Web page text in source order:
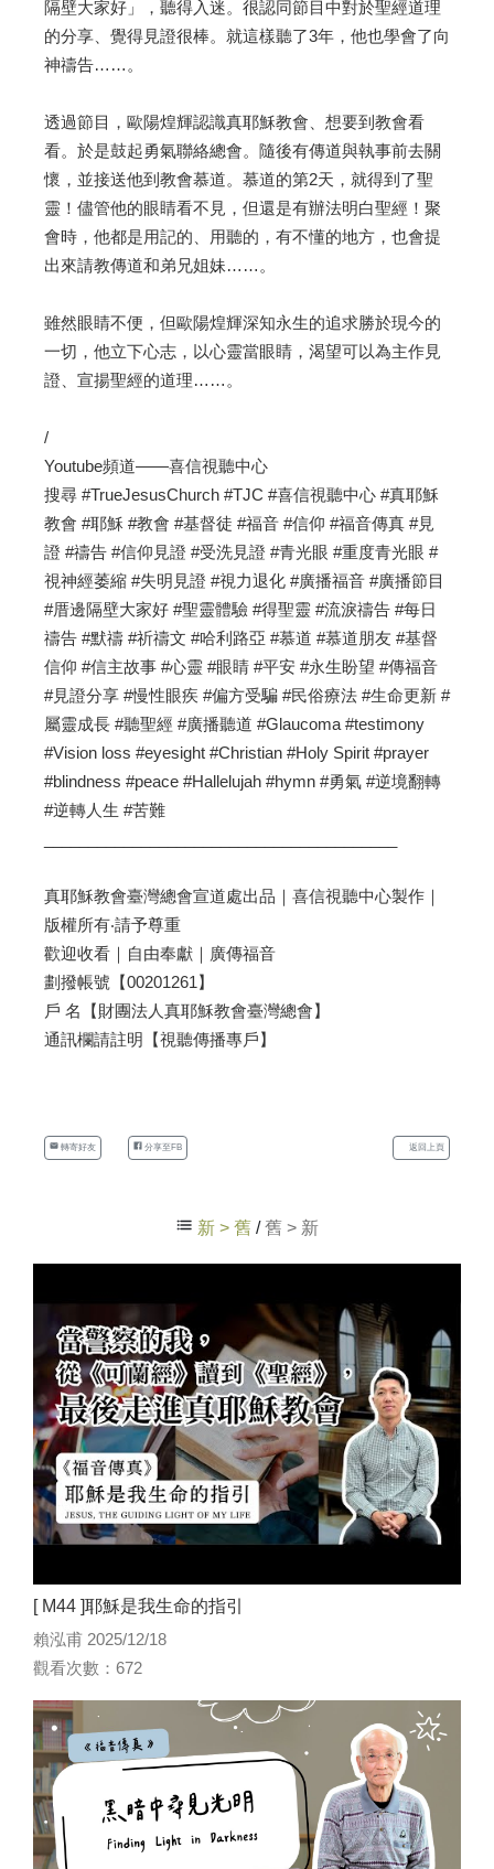
隔壁大家好」，聽得入迷。很認同節目中對於聖經道理
的分享、覺得見證很棒。就這樣聽了3年，他也學會了向
神禱告……。
透過節目，歐陽煌輝認識真耶穌教會、想要到教會看
看。於是鼓起勇氣聯絡總會。隨後有傳道與執事前去關
懷，並接送他到教會慕道。慕道的第2天，就得到了聖
靈！儘管他的眼睛看不見，但還是有辦法明白聖經！聚
會時，他都是用記的、用聽的，有不懂的地方，也會提
出來請教傳道和弟兄姐妹……。
雖然眼睛不便，但歐陽煌輝深知永生的追求勝於現今的
一切，他立下心志，以心靈當眼睛，渴望可以為主作見
證、宣揚聖經的道理……。
/
Youtube頻道——喜信視聽中心
搜尋 #TrueJesusChurch #TJC #喜信視聽中心 #真耶穌
教會 #耶穌 #教會 #基督徒 #福音 #信仰 #福音傳真 #見
證 #禱告 #信仰見證 #受洗見證 #青光眼 #重度青光眼 #
視神經萎縮 #失明見證 #視力退化 #廣播福音 #廣播節目
#厝邊隔壁大家好 #聖靈體驗 #得聖靈 #流淚禱告 #每日
禱告 #默禱 #祈禱文 #哈利路亞 #慕道 #慕道朋友 #基督
信仰 #信主故事 #心靈 #眼睛 #平安 #永生盼望 #傳福音
#見證分享 #慢性眼疾 #偏方受騙 #民俗療法 #生命更新 #
屬靈成長 #聽聖經 #廣播聽道 #Glaucoma #testimony
#Vision loss #eyesight #Christian #Holy Spirit #prayer
#blindness #peace #Hallelujah #hymn #勇氣 #逆境翻轉
#逆轉人生 #苦難
真耶穌教會臺灣總會宣道處出品｜喜信視聽中心製作｜
版權所有‧請予尊重
歡迎收看｜自由奉獻｜廣傳福音
劃撥帳號【00201261】
戶 名【財團法人真耶穌教會臺灣總會】
通訊欄請註明【視聽傳播專戶】
轉寄好友 分享至FB 返回上頁
新 > 舊 /舊 > 新
[ M44 ]耶穌是我生命的指引
賴泓甫 2025/12/18
觀看次數：672